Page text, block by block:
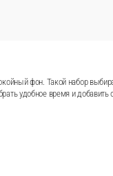
событий, где
хочется сделать